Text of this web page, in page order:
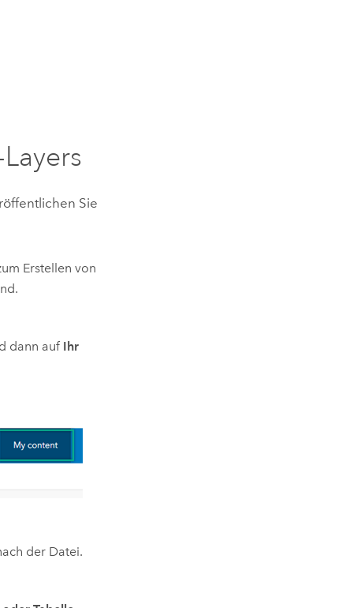
Sie
Erstellen von
dann auf Ihr
der Datei.